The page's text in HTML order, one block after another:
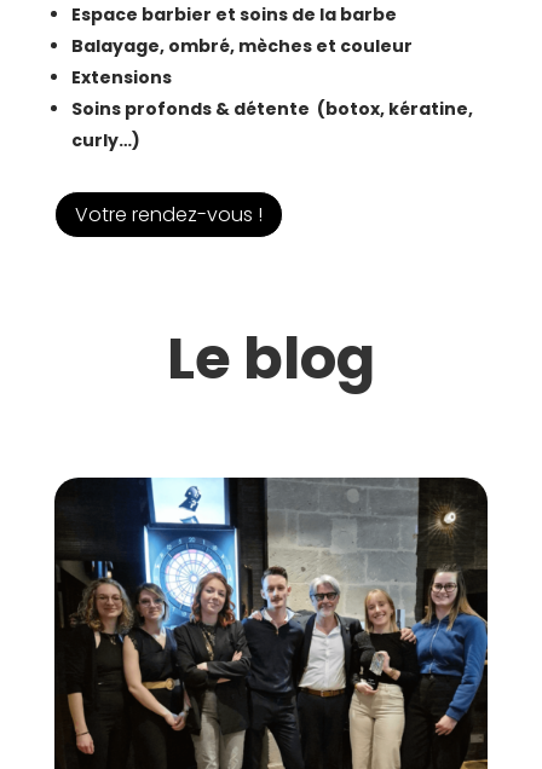
Espace barbier et soins de la barbe
Balayage, ombré, mèches et couleur
Extensions
Soins profonds & détente (botox, kératine,
curly…)
Votre rendez-vous !
Le blog